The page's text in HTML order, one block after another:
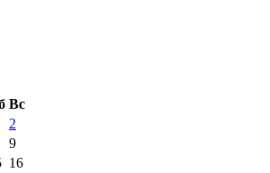
Вс
2
9
16